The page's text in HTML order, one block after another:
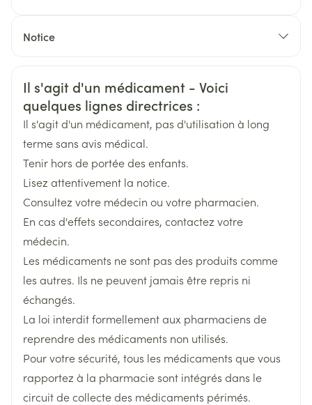
Largeur 78 mm
Longueur 188 mm
Profondeur 60 mm
Préservation
Température ambiante (15°C -
25°C)
Notice
Informations sur la sécurité
Il s'agit d'un médicament - Voici
quelques lignes directrices :
Il s'agit d'un médicament, pas d'utilisation à long
terme sans avis médical.
Tenir hors de portée des enfants.
Lisez attentivement la notice.
Consultez votre médecin ou votre pharmacien.
En cas d'effets secondaires, contactez votre
médecin.
Les médicaments ne sont pas des produits comme
les autres. Ils ne peuvent jamais être repris ni
échangés.
La loi interdit formellement aux pharmaciens de
reprendre des médicaments non utilisés.
Pour votre sécurité, tous les médicaments que vous
rapportez à la pharmacie sont intégrés dans le
circuit de collecte des médicaments périmés.